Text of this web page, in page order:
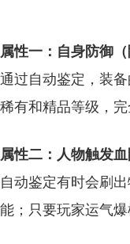
属性一：自身防御（
通过自动鉴定，装
稀有和精品等级，完
属性二：人物触发
自动鉴定有时会刷
能；只要玩家运气爆